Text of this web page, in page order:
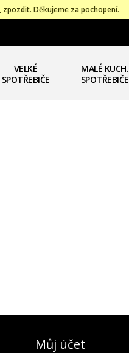
Děkujeme za pochopení.
VELKÉ
SPOTŘEBIČE
MALÉ KUCH.
SPOTŘEBIČE
Můj účet